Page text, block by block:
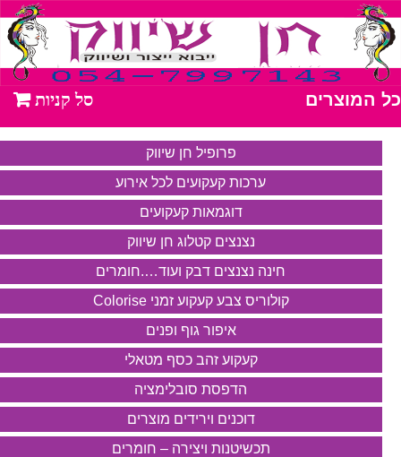
כל המוצרים
פרופיל חן שיווק
ערכות קעקועים לכל אירוע
דוגמאות קעקועים
נצנצים קטלוג חן שיווק
חינה נצנצים דבק ועוד….חומרים
קולוריס צבע קעקוע זמני Colorise
איפור גוף ופנים
קעקוע זהב כסף מטאלי
הדפסת סובלימציה
דוכנים וירידים מוצרים
תכשיטנות ויצירה – חומרים